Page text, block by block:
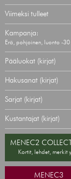
Viimeksi tulleet
Kampanja:
Erä, pohjoinen, luonto -30
Pääluokat (kirjat)
Hakusanat (kirjat)
Sarjat (kirjat)
Kustantajat (kirjat)
MENEC2
Kortit, lehdet, merkit
MENEC3